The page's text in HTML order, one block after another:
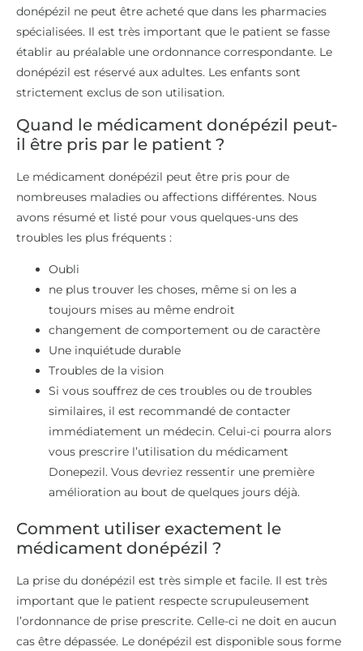
donépézil ne peut être acheté que dans les pharmacies
spécialisées. Il est très important que le patient se fasse
établir au préalable une ordonnance correspondante. Le
donépézil est réservé aux adultes. Les enfants sont
strictement exclus de son utilisation.
Quand le médicament donépézil peut-
il être pris par le patient ?
Le médicament donépézil peut être pris pour de
nombreuses maladies ou affections différentes. Nous
avons résumé et listé pour vous quelques-uns des
troubles les plus fréquents :
Oubli
ne plus trouver les choses, même si on les a
toujours mises au même endroit
changement de comportement ou de caractère
Une inquiétude durable
Troubles de la vision
Si vous souffrez de ces troubles ou de troubles
similaires, il est recommandé de contacter
immédiatement un médecin. Celui-ci pourra alors
vous prescrire l’utilisation du médicament
Donepezil. Vous devriez ressentir une première
amélioration au bout de quelques jours déjà.
Comment utiliser exactement le
médicament donépézil ?
La prise du donépézil est très simple et facile. Il est très
important que le patient respecte scrupuleusement
l’ordonnance de prise prescrite. Celle-ci ne doit en aucun
cas être dépassée. Le donépézil est disponible sous forme